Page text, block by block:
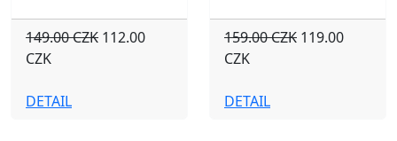
149.00 CZK 112.00
CZK
DETAIL
159.00 CZK 119.00
CZK
DETAIL